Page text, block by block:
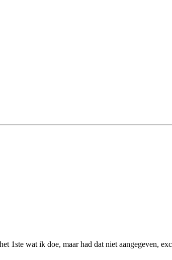
1ste wat ik doe, maar had dat niet aangegeven,